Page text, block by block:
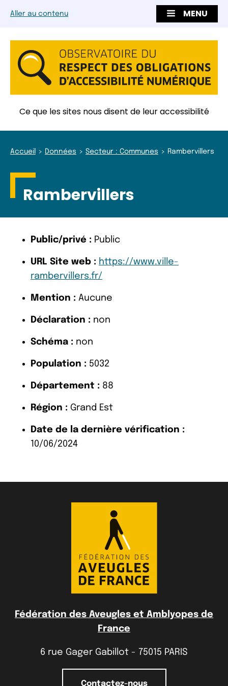
Aller au contenu MENU
Ce que les sites nous disent de leur accessibilité
Accueil Données Secteur : Communes Rambervillers
Rambervillers
Public/privé : Public
URL Site web : https://www.ville-
rambervillers.fr/
Mention : Aucune
Déclaration : non
Schéma : non
Population : 5032
Département : 88
Région : Grand Est
Date de la dernière vérification :
10/06/2024
Fédération des Aveugles et Amblyopes de
France
6 rue Gager Gabillot - 75015 PARIS
Contactez-nous